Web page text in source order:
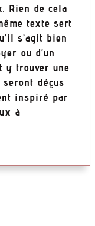
Rien de cela
texte sert
s’agit bien
ou d’un
y trouver une
déçus
inspiré par
à